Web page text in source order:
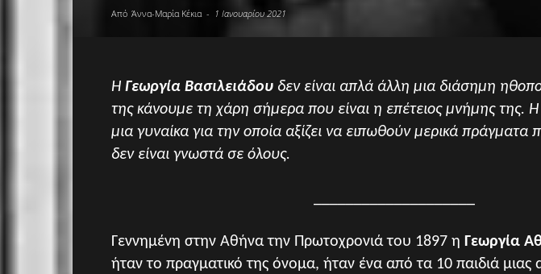
Από Άννα-Μαρία Κέκια - 1 Ιανουαρίου 2021
Η Γεωργία Βασιλειάδου δεν είναι απλά άλλη μια διάσημη
της κάνουμε τη χάρη σήμερα που είναι η επέτειος μνήμης της. Η
μια γυναίκα για την οποία αξίζει να ειπωθούν μερικά
δεν είναι γνωστά σε όλους.
Γεννημένη στην Αθήνα την Πρωτοχρονιά του 1897 η Γεωργία
ήταν το πραγματικό της όνομα, ήταν ένα από τα 10 παιδιά μιας